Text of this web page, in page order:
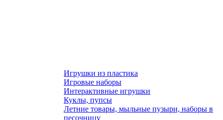
Игрушки из пластика
Игровые наборы
Интерактивные игрушки
Куклы, пупсы
Летние товары, мыльные пузыри, наборы в
песочницу